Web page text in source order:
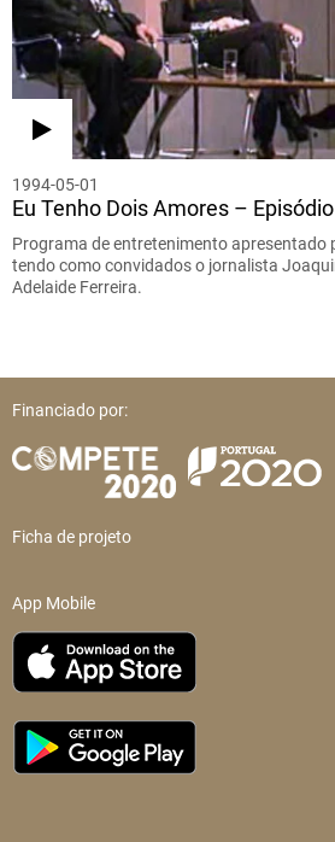
1994-05-01
Eu Tenho Dois Amores –
Programa de entretenimento apresentado
tendo como convidados o jornalista
Adelaide Ferreira.
Financiado por:
Ficha de projeto
App Mobile